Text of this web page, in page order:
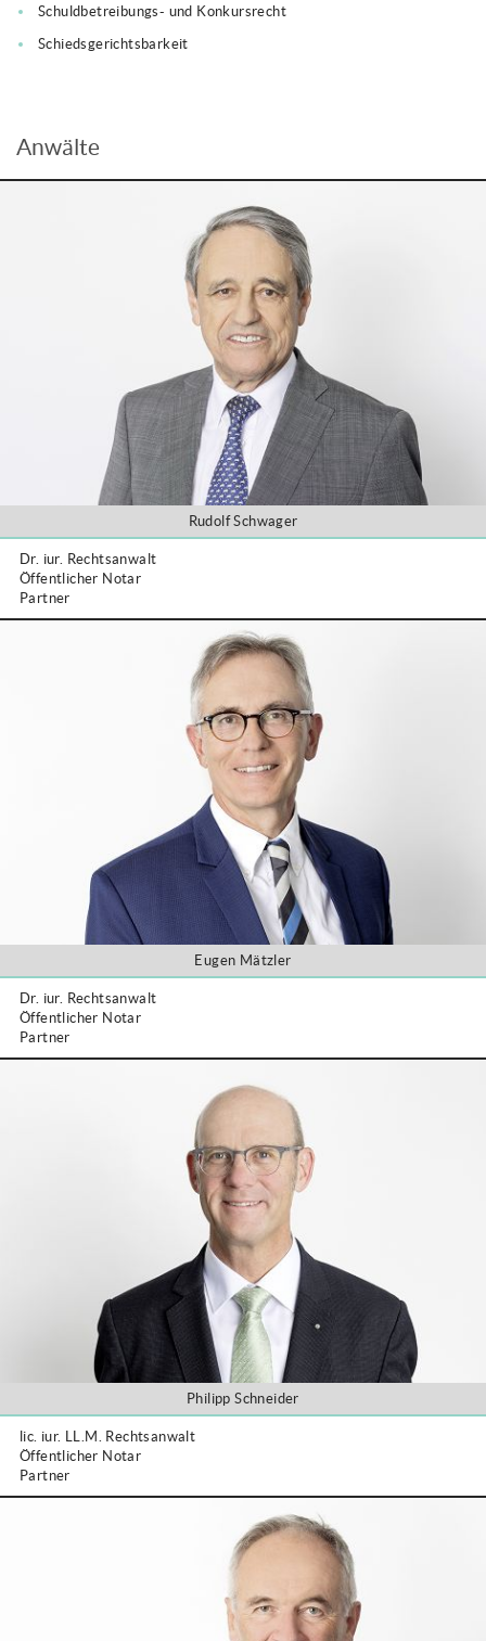
Schuldbetreibungs- und Konkursrecht
Schiedsgerichtsbarkeit
Anwälte
Rudolf Schwager
Dr. iur. Rechtsanwalt
Öffentlicher Notar
Partner
Eugen Mätzler
Dr. iur. Rechtsanwalt
Öffentlicher Notar
Partner
Philipp Schneider
lic. iur. LL.M. Rechtsanwalt
Öffentlicher Notar
Partner